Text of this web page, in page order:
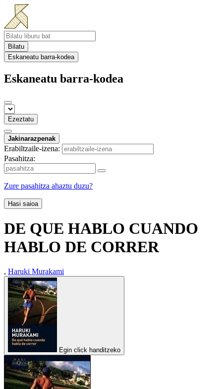
Bilatu
Eskaneatu barra-kodea
Eskaneatu barra-kodea
Ezeztatu
Jakinarazpenak
Erabiltzaile-izena:
Pasahitza:
Zure pasahitza ahaztu duzu?
Hasi saioa
DE QUE HABLO CUANDO
HABLO DE CORRER
, Haruki Murakami
Egin click handitzeko